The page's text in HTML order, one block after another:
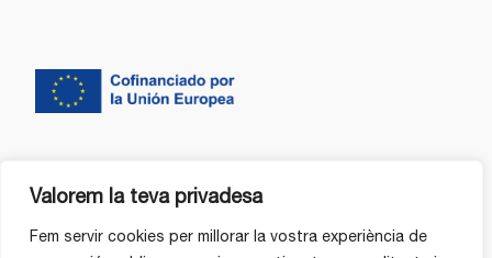
Valorem la teva privadesa
Fem servir cookies per millorar la vostra experiència de